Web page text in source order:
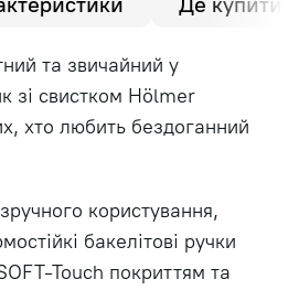
та звичайний у
зі свистком Hölmer
хто любить бездоганний
користування,
бакелітові ручки
Touch покриттям та